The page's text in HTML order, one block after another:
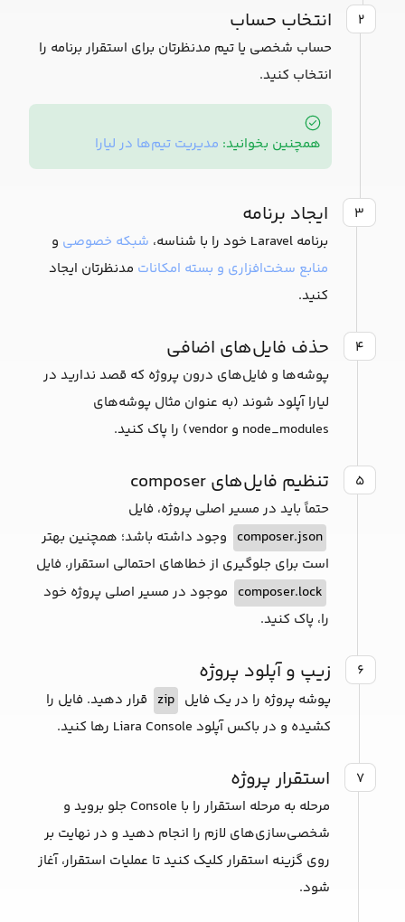
۲ انتخاب حساب
حساب شخصی یا تیم مدنظرتان برای استقرار برنامه را
انتخاب کنید.
همچنین بخوانید: مدیریت تیم‌ها در لیارا
۳ ایجاد برنامه
برنامه Laravel خود را با شناسه، شبکه خصوصی و
منابع سخت‌افزاری و بسته امکانات مدنظرتان ایجاد
کنید.
۴ حذف فایل‌های اضافی
پوشه‌ها و فایل‌های درون پروژه که قصد ندارید در
لیارا آپلود شوند (به عنوان مثال پوشه‌های
node_modules و vendor) را پاک کنید.
۵ تنظیم فایل‌های composer
حتماً باید در مسیر اصلی پروژه، فایل
composer.json وجود داشته باشد؛ همچنین بهتر
است برای جلوگیری از خطاهای احتمالی استقرار، فایل
composer.lock موجود در مسیر اصلی پروژه خود
را، پاک کنید.
۶ زیپ و آپلود پروژه
پوشه پروژه را در یک فایل zip قرار دهید. فایل را
کشیده و در باکس آپلود Liara Console رها کنید.
۷ استقرار پروژه
مرحله به مرحله استقرار را با Console جلو بروید و
شخصی‌سازی‌های لازم را انجام دهید و در نهایت بر
روی گزینه استقرار کلیک کنید تا عملیات استقرار، آغاز
شود.